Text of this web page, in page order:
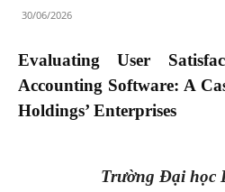
30/06/2026
Evaluating User
Accounting Software: A
Holdings’ Enterprises
Trường Đại học